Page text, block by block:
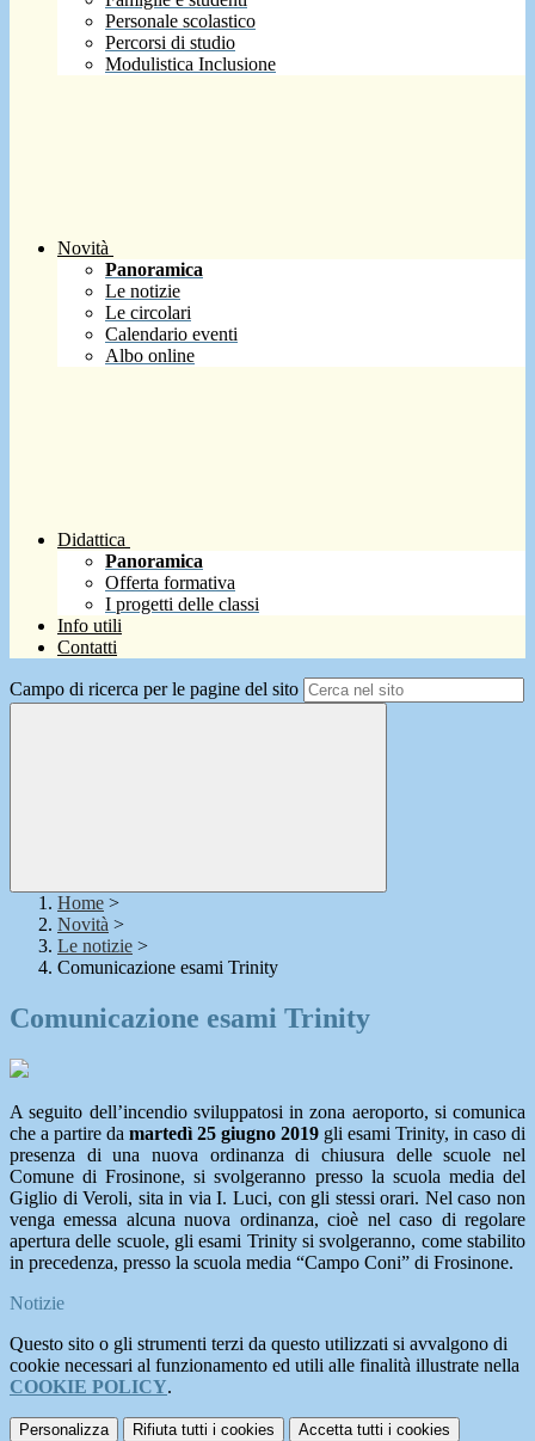
Personale scolastico
Percorsi di studio
Modulistica Inclusione
Novità
Panoramica
Le notizie
Le circolari
Calendario eventi
Albo online
Didattica
Panoramica
Offerta formativa
I progetti delle classi
Info utili
Contatti
Campo di ricerca per le pagine del sito
Home >
Novità >
Le notizie >
Comunicazione esami Trinity
Comunicazione esami Trinity
A seguito dell’incendio sviluppatosi in zona aeroporto, si comunica
che a partire da martedì 25 giugno 2019 gli esami Trinity, in caso di
presenza di una nuova ordinanza di chiusura delle scuole nel
Comune di Frosinone, si svolgeranno presso la scuola media del
Giglio di Veroli, sita in via I. Luci, con gli stessi orari. Nel caso non
venga emessa alcuna nuova ordinanza, cioè nel caso di regolare
apertura delle scuole, gli esami Trinity si svolgeranno, come stabilito
in precedenza, presso la scuola media “Campo Coni” di Frosinone.
Notizie
Questo sito o gli strumenti terzi da questo utilizzati si avvalgono di
cookie necessari al funzionamento ed utili alle finalità illustrate nella
COOKIE POLICY.
Personalizza Rifiuta tutti i cookies Accetta tutti i cookies